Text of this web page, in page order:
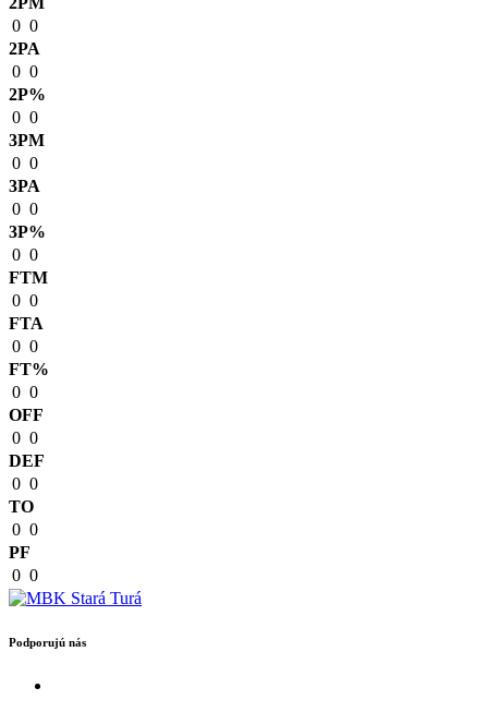
0 0
2PA
0 0
2P%
0 0
3PM
0 0
3PA
0 0
3P%
0 0
FTM
0 0
FTA
0 0
FT%
0 0
OFF
0 0
DEF
0 0
TO
0 0
PF
0 0
Podporujú nás